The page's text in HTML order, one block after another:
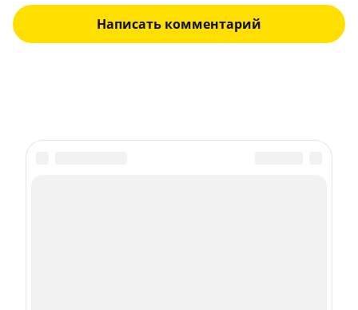
Написать комментарий